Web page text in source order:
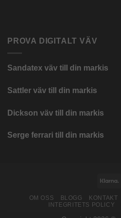
PROVA DIGITALT VÄV
Sandatex väv till din markis
Sattler väv till din markis
Dickson väv till din markis
Serge ferrari till din markis
OM OSS BLOGG KONTAKT
INTEGRITETS POLICY